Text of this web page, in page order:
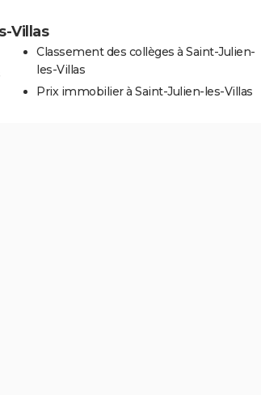
Villas
Classement des collèges à Saint-Julien-
les-Villas
Prix immobilier à Saint-Julien-les-Villas